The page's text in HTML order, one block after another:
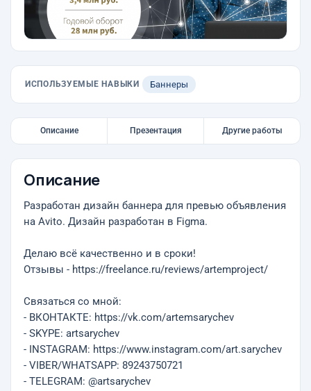
ИСПОЛЬЗУЕМЫЕ НАВЫКИ Баннеры
Описание Презентация Другие работы
Описание
Разработан дизайн баннера для превью объявления
на Avito. Дизайн разработан в Figma.
Делаю всё качественно и в сроки!
Отзывы - https://freelance.ru/reviews/artemproject/
Связаться со мной:
- ВКОНТАКТЕ: https://vk.com/artemsarychev
- SKYPE: artsarychev
- INSTAGRAM: https://www.instagram.com/art.sarychev
- VIBER/WHATSAPP: 89243750721
- TELEGRAM: @artsarychev